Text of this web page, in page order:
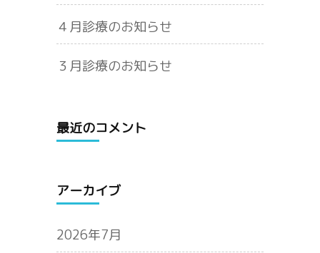
４月診療のお知らせ
３月診療のお知らせ
最近のコメント
アーカイブ
2026年7月